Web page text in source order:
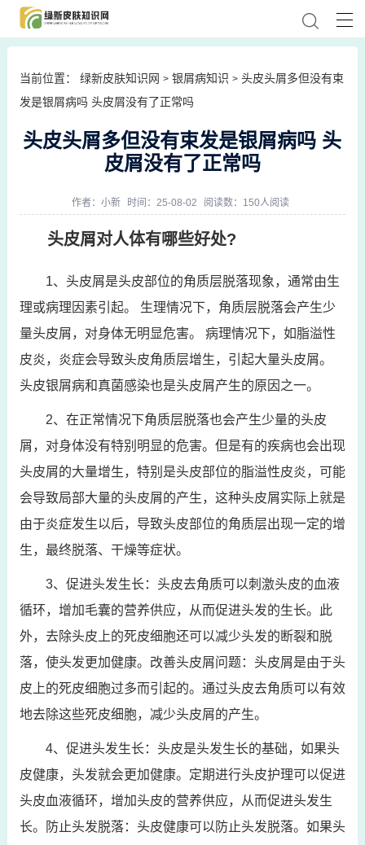
当前位置： 绿新皮肤知识网 > 银屑病知识 > 头皮头屑多但没有束
发是银屑病吗 头皮屑没有了正常吗
头皮头屑多但没有束发是银屑病吗 头
皮屑没有了正常吗
作者： 小新 时间：25-08-02 阅读数：150人阅读
头皮屑对人体有哪些好处?
1、头皮屑是头皮部位的角质层脱落现象，通常由生
理或病理因素引起。 生理情况下，角质层脱落会产生少
量头皮屑，对身体无明显危害。 病理情况下，如脂溢性
皮炎，炎症会导致头皮角质层增生，引起大量头皮屑。
头皮银屑病和真菌感染也是头皮屑产生的原因之一。
2、在正常情况下角质层脱落也会产生少量的头皮
屑，对身体没有特别明显的危害。但是有的疾病也会出现
头皮屑的大量增生，特别是头皮部位的脂溢性皮炎，可能
会导致局部大量的头皮屑的产生，这种头皮屑实际上就是
由于炎症发生以后，导致头皮部位的角质层出现一定的增
生，最终脱落、干燥等症状。
3、促进头发生长：头皮去角质可以刺激头皮的血液
循环，增加毛囊的营养供应，从而促进头发的生长。此
外，去除头皮上的死皮细胞还可以减少头发的断裂和脱
落，使头发更加健康。改善头皮屑问题：头皮屑是由于头
皮上的死皮细胞过多而引起的。通过头皮去角质可以有效
地去除这些死皮细胞，减少头皮屑的产生。
4、促进头发生长：头皮是头发生长的基础，如果头
皮健康，头发就会更加健康。定期进行头皮护理可以促进
头皮血液循环，增加头皮的营养供应，从而促进头发生
长。防止头发脱落：头皮健康可以防止头发脱落。如果头